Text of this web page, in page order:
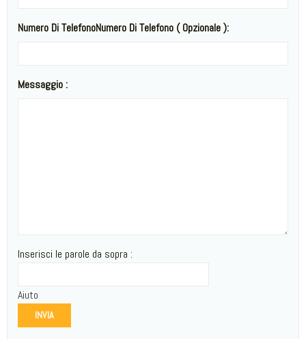
Numero Di TelefonoNumero Di Telefono ( Opzionale ):
Messaggio :
Inserisci le parole da sopra :
Aiuto
INVIA